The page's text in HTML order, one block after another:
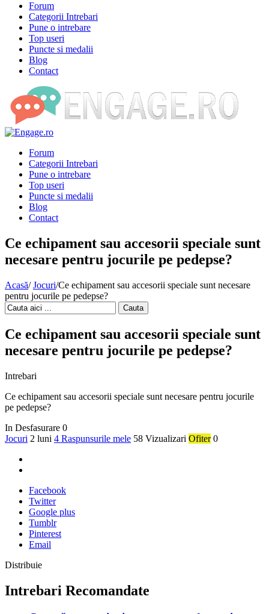
Forum
Categorii Intrebari
Pune o intrebare
Top useri
Puncte si medalii
Blog
Contact
Forum
Categorii Intrebari
Pune o intrebare
Top useri
Puncte si medalii
Blog
Contact
Ce echipament sau accesorii speciale sunt
necesare pentru jocurile pe pedepse?
Acasă/ Jocuri/Ce echipament sau accesorii speciale sunt necesare
pentru jocurile pe pedepse?
Cauta
Ce echipament sau accesorii speciale sunt
necesare pentru jocurile pe pedepse?
Intrebari
Ce echipament sau accesorii speciale sunt necesare pentru jocurile
pe pedepse?
In Desfasurare 0
Jocuri 2 luni 4 Raspunsurile mele 58 Vizualizari Ofiter 0
Facebook
Twitter
Google plus
Tumblr
Pinterest
Email
Distribuie
Intrebari Recomandate